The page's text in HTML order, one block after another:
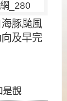
豚颱風
及早完
是觀